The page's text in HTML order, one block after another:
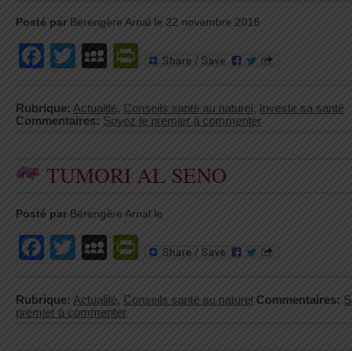
Posté par Bérengère Arnal le 22 novembre 2018
Facebook
TwitterMySpace
PrintFriendly
Rubrique: Actualité, Conseils santé au naturel ,
Investir sa santé
Commentaires: Soyez le premier à commenter
TUMORI AL SENO
Posté par Bérengère Arnal le
Facebook
TwitterMySpace
PrintFriendly
Rubrique: Actualité, Conseils santé au naturel Commentaires:
premier à commenter